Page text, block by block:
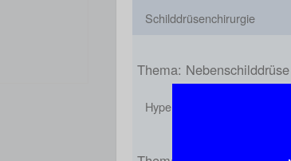
Schilddrüsenchirurgie
Thema: Nebenschilddrüse
Hyperparathyreiodismus